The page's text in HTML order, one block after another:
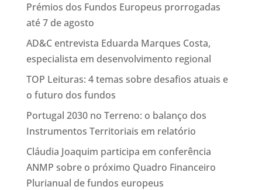
Prémios dos Fundos Europeus prorrogadas
até 7 de agosto
AD&C entrevista Eduarda Marques Costa,
especialista em desenvolvimento regional
TOP Leituras: 4 temas sobre desafios atuais e
o futuro dos fundos
Portugal 2030 no Terreno: o balanço dos
Instrumentos Territoriais em relatório
Cláudia Joaquim participa em conferência
ANMP sobre o próximo Quadro Financeiro
Plurianual de fundos europeus